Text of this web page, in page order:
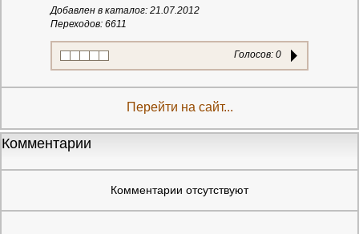
Добавлен в каталог: 21.07.2012
Переходов: 6611
Голосов: 0
Перейти на сайт...
Комментарии
Комментарии отсутствуют